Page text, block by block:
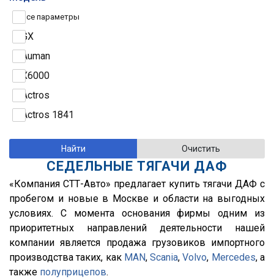
КАМАЗ
Hyundai
Schmitz Cargobull
Krone
Koegel
Gray & Adams
Kassbohrer
ТСП
Fliegl
Wielton
Тонар
Meiller
2019
2018
2017
2016
2015
2014
2010
2009
2008
2006
Все параметры
GX
Auman
X6000
Actros
Actros 1841
Actros 1844
Actros 1846
Actros 1846 LS
Actros 1845
Actros 1851 LS
Actros 2641
СЕДЕЛЬНЫЕ ТЯГАЧИ ДАФ
«Компания СТТ-Авто» предлагает купить тягачи ДАФ с
пробегом и новые в Москве и области на выгодных
условиях. С момента основания фирмы одним из
приоритетных направлений деятельности нашей
компании является продажа грузовиков импортного
производства таких, как MAN,Scania,Volvo, Mercedes, а
также полуприцепов.